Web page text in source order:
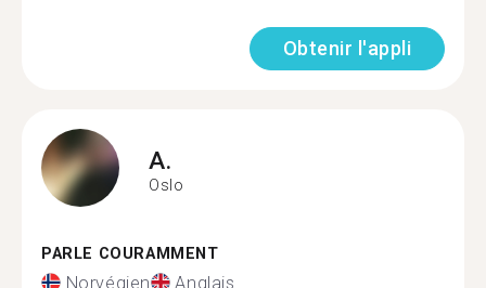
Obtenir l'appli
A.
Oslo
PARLE COURAMMENT
Norvégien Anglais